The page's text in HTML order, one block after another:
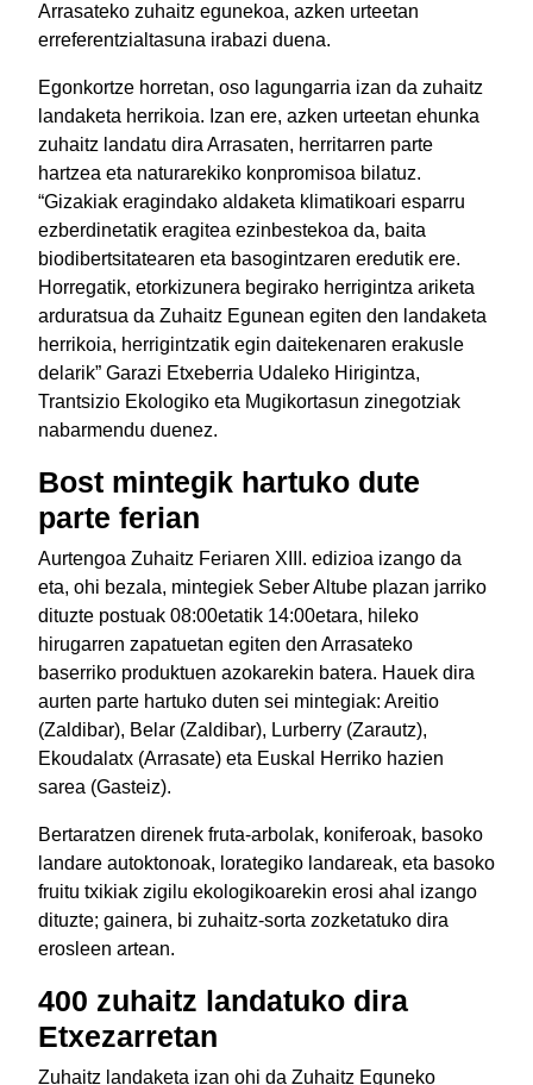
Arrasateko zuhaitz egunekoa, azken urteetan
erreferentzialtasuna irabazi duena.
Egonkortze horretan, oso lagungarria izan da zuhaitz
landaketa herrikoia. Izan ere, azken urteetan ehunka
zuhaitz landatu dira Arrasaten, herritarren parte
hartzea eta naturarekiko konpromisoa bilatuz.
“Gizakiak eragindako aldaketa klimatikoari esparru
ezberdinetatik eragitea ezinbestekoa da, baita
biodibertsitatearen eta basogintzaren eredutik ere.
Horregatik, etorkizunera begirako herrigintza ariketa
arduratsua da Zuhaitz Egunean egiten den landaketa
herrikoia, herrigintzatik egin daitekenaren erakusle
delarik” Garazi Etxeberria Udaleko Hirigintza,
Trantsizio Ekologiko eta Mugikortasun zinegotziak
nabarmendu duenez.
Bost mintegik hartuko dute
parte ferian
Aurtengoa Zuhaitz Feriaren XIII. edizioa izango da
eta, ohi bezala, mintegiek Seber Altube plazan jarriko
dituzte postuak 08:00etatik 14:00etara, hileko
hirugarren zapatuetan egiten den Arrasateko
baserriko produktuen azokarekin batera. Hauek dira
aurten parte hartuko duten sei mintegiak: Areitio
(Zaldibar), Belar (Zaldibar), Lurberry (Zarautz),
Ekoudalatx (Arrasate) eta Euskal Herriko hazien
sarea (Gasteiz).
Bertaratzen direnek fruta-arbolak, koniferoak, basoko
landare autoktonoak, lorategiko landareak, eta basoko
fruitu txikiak zigilu ekologikoarekin erosi ahal izango
dituzte; gainera, bi zuhaitz-sorta zozketatuko dira
erosleen artean.
400 zuhaitz landatuko dira
Etxezarretan
Zuhaitz landaketa izan ohi da Zuhaitz Eguneko